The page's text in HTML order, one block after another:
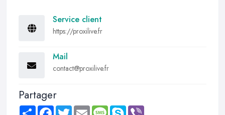
Service client
https://proxilive.fr
Mail
contact@proxilive.fr
Partager
Share FacebookTwitter Email MessageSkype